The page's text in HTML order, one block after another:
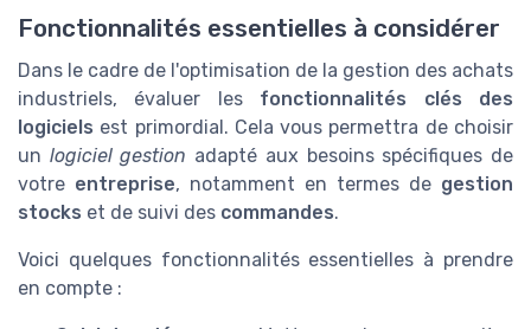
Fonctionnalités essentielles à considérer
Dans le cadre de l'optimisation de la gestion des achats
industriels, évaluer les fonctionnalités clés des
logiciels est primordial. Cela vous permettra de choisir
un logiciel gestion adapté aux besoins spécifiques de
votre entreprise, notamment en termes de gestion
stocks et de suivi des commandes.
Voici quelques fonctionnalités essentielles à prendre
en compte :